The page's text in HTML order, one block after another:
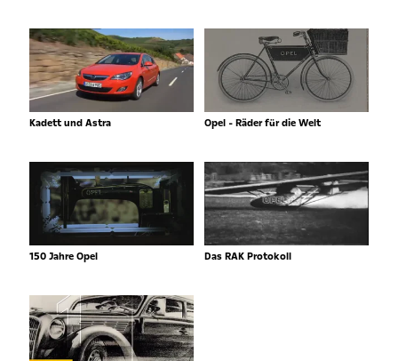
Kadett und Astra Opel - Räder für die Welt
150 Jahre Opel Das RAK Protokoll